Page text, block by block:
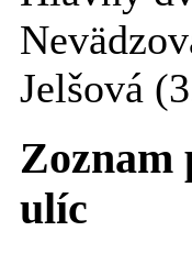
Jelšová
Zoznam
ulíc